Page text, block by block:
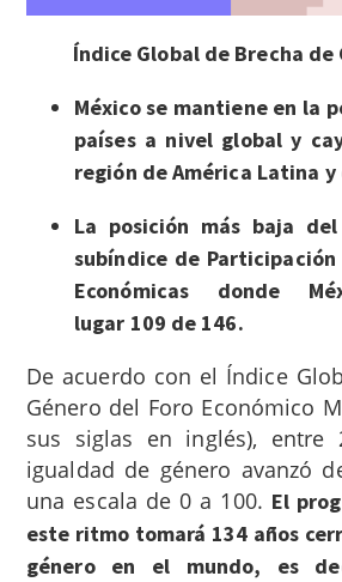
Índice Global de Brecha de
México se mantiene en la
países a nivel global y
región de América Latina y
La posición más baja
subíndice de
Económicas donde
lugar 109 de 146.
De acuerdo con el Índice
Género del Foro Económico
sus siglas en inglés), entre
igualdad de género avanzó
una escala de 0 a 100. El
este ritmo tomará 134 años
género en el mundo, es